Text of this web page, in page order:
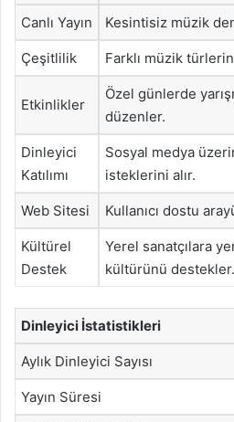
Canlı Yayın Kesintisiz müzik
Çeşitlilik Farklı müzik
Etkinlikler
Özel günlerde
düzenler.
Dinleyici
Katılımı
Sosyal medya
isteklerini alır.
Web Sitesi Kullanıcı dostu
Kültürel
Destek
Yerel sanatçılara
kültürünü destekler.
Dinleyici İstatistikleri
Aylık Dinleyici Sayısı
Yayın Süresi